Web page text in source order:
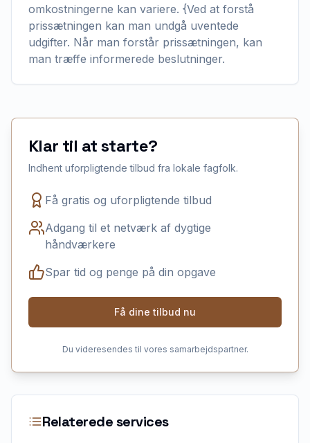
omkostningerne kan variere. {Ved at forstå
prissætningen kan man undgå uventede
udgifter. Når man forstår prissætningen, kan
man træffe informerede beslutninger.
Klar til at starte?
Indhent uforpligtende tilbud fra lokale fagfolk.
Få gratis og uforpligtende tilbud
Adgang til et netværk af dygtige
håndværkere
Spar tid og penge på din opgave
Få dine tilbud nu
Du videresendes til vores samarbejdspartner.
Relaterede services